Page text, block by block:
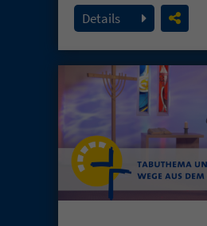
26. Juli 2026
Details